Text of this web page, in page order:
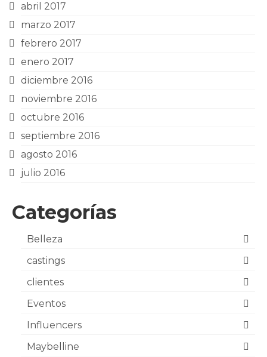
abril 2017
marzo 2017
febrero 2017
enero 2017
diciembre 2016
noviembre 2016
octubre 2016
septiembre 2016
agosto 2016
julio 2016
Categorías
Belleza
castings
clientes
Eventos
Influencers
Maybelline